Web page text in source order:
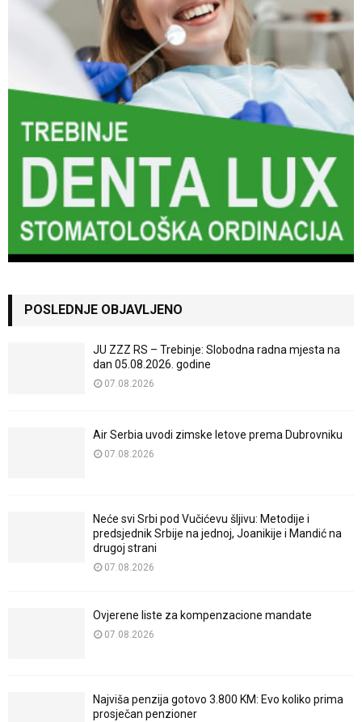
POSLEDNJE OBJAVLJENO
JU ZZZ RS – Trebinje: Slobodna radna mjesta na
dan 05.08.2026. godine
07.08.2026
Air Serbia uvodi zimske letove prema Dubrovniku
07.08.2026
Neće svi Srbi pod Vučićevu šljivu: Metodije i
predsjednik Srbije na jednoj, Joanikije i Mandić na
drugoj strani
07.08.2026
Ovjerene liste za kompenzacione mandate
07.08.2026
Najviša penzija gotovo 3.800 KM: Evo koliko prima
prosječan penzioner